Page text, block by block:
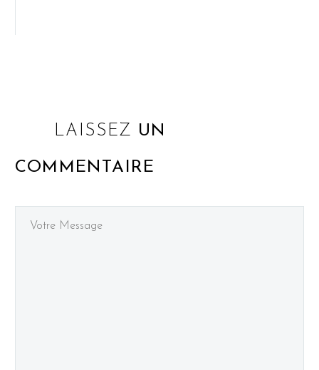
LAISSEZ UN
COMMENTAIRE